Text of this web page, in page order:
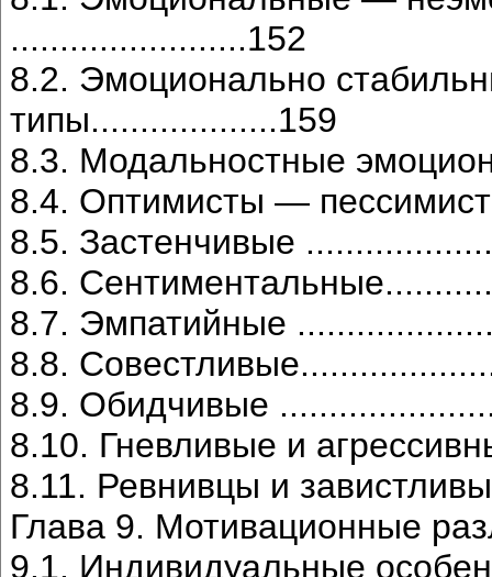
........................152
8.2. Эмоционально
типы...................159
8.3. Модальностные
8.4. Оптимисты —
8.5. Застенчивые
8.6.
8.7. Эмпатийные
8.8.
8.9. Обидчивые
8.10. Гневливые и
8.11. Ревнивцы и
Глава 9. Мотивационные
9.1. Индивидуальные